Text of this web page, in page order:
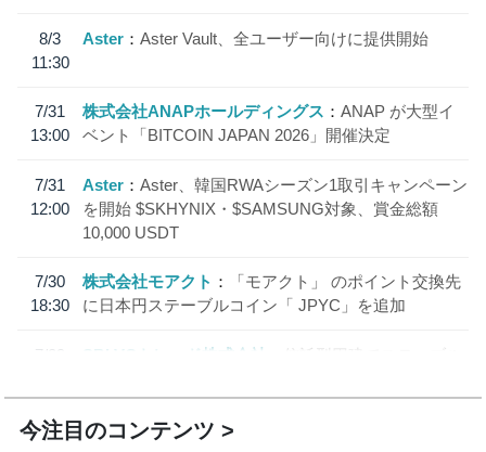
8/3
11:30
Aster Aster Vault、全ユーザー向けに提供開始
7/31
13:00
株式会社ANAPホールディングス
ANAP が大型イ
ベント「BITCOIN JAPAN 2026」開催決定
7/31
12:00
Aster
Aster、韓国RWAシーズン1取引キャンペーン
を開始 $SKHYNIX・$SAMSUNG対象、賞金総額
10,000 USDT
7/30
18:30
株式会社モアクト
「モアクト」 のポイント交換先
に日本円ステーブルコイン「 JPYC」を追加
7/29
SBI VCトレード株式会社
信託型円建てステーブル
今注目のコンテンツ